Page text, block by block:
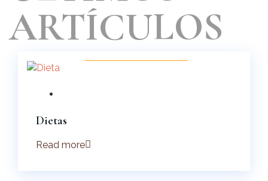
ARTÍCULOS
24 Abr 2026 Isabel
Dietas
Read more